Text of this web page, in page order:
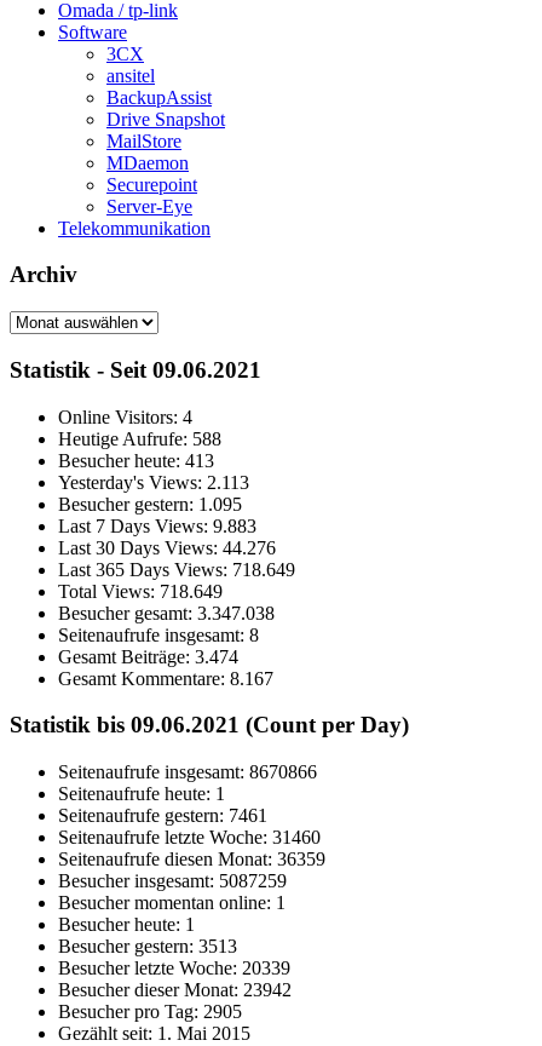
Omada / tp-link
Software
3CX
ansitel
BackupAssist
Drive Snapshot
MailStore
MDaemon
Securepoint
Server-Eye
Telekommunikation
Archiv
Archiv
Statistik - Seit 09.06.2021
Online Visitors: 4
Heutige Aufrufe: 588
Besucher heute: 413
Yesterday's Views: 2.113
Besucher gestern: 1.095
Last 7 Days Views: 9.883
Last 30 Days Views: 44.276
Last 365 Days Views: 718.649
Total Views: 718.649
Besucher gesamt: 3.347.038
Seitenaufrufe insgesamt: 8
Gesamt Beiträge: 3.474
Gesamt Kommentare: 8.167
Statistik bis 09.06.2021 (Count per Day)
Seitenaufrufe insgesamt: 8670866
Seitenaufrufe heute: 1
Seitenaufrufe gestern: 7461
Seitenaufrufe letzte Woche: 31460
Seitenaufrufe diesen Monat: 36359
Besucher insgesamt: 5087259
Besucher momentan online: 1
Besucher heute: 1
Besucher gestern: 3513
Besucher letzte Woche: 20339
Besucher dieser Monat: 23942
Besucher pro Tag: 2905
Gezählt seit: 1. Mai 2015